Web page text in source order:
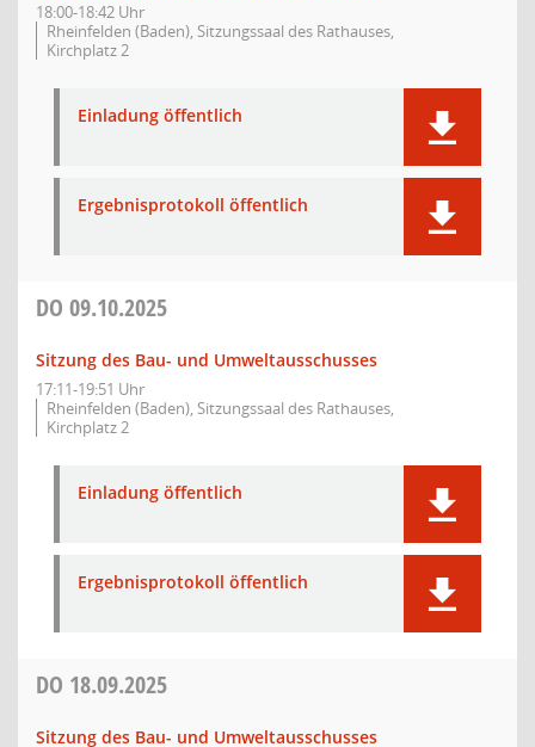
18:00-18:42 Uhr
Rheinfelden (Baden), Sitzungssaal des Rathauses,
Kirchplatz 2
Einladung öffentlich
Ergebnisprotokoll öffentlich
DO 09.10.2025
Sitzung des Bau- und Umweltausschusses
17:11-19:51 Uhr
Rheinfelden (Baden), Sitzungssaal des Rathauses,
Kirchplatz 2
Einladung öffentlich
Ergebnisprotokoll öffentlich
DO 18.09.2025
Sitzung des Bau- und Umweltausschusses